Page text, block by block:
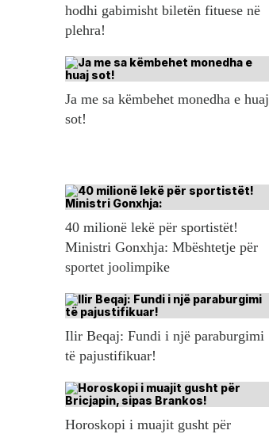
hodhi gabimisht biletën fituese në
plehra!
Ja me sa këmbehet monedha e huaj
sot!
40 milionë lekë për sportistët!
Ministri Gonxhja: Mbështetje për
sportet joolimpike
Ilir Beqaj: Fundi i një paraburgimi
të pajustifikuar!
Horoskopi i muajit gusht për